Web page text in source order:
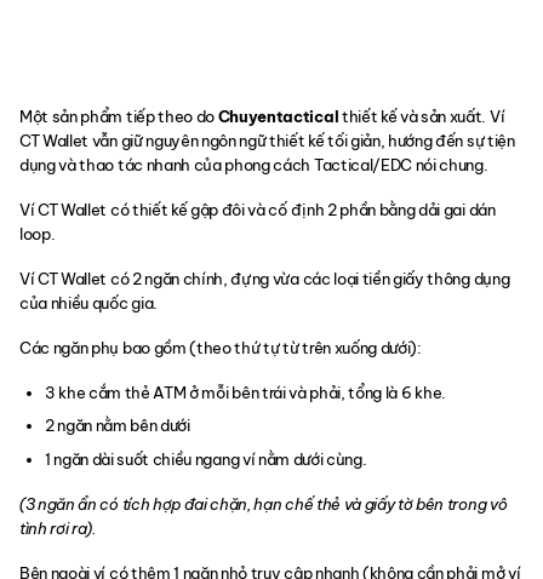
Một sản phẩm tiếp theo doChuyentacticalthiết kế và sản xuất. Ví
CT Wallet vẫn giữ nguyên ngôn ngữ thiết kế tối giản, hướng đến sự tiện
dụng và thao tác nhanh của phong cách Tactical/EDC nói chung.
Ví CT Wallet có thiết kế gập đôi và cố định 2 phần bằng dải gai dán
loop.
Ví CT Wallet có 2 ngăn chính, đựng vừa các loại tiền giấy thông dụng
của nhiều quốc gia.
Các ngăn phụ bao gồm (theo thứ tự từ trên xuống dưới):
3 khe cắm thẻ ATM ở mỗi bên trái và phải, tổng là 6 khe.
2 ngăn nằm bên dưới
1 ngăn dài suốt chiều ngang ví nằm dưới cùng.
(3 ngăn ẩn có tích hợp đai chặn, hạn chế thẻ và giấy tờ bên trong vô
tình rơi ra).
Bên ngoài ví có thêm 1 ngăn nhỏ truy cập nhanh (không cần phải mở ví